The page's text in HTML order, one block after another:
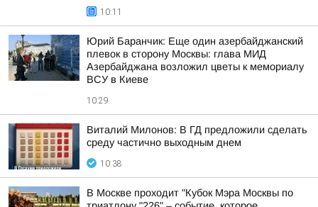
10:11
Юрий Баранчик: Еще один азербайджанский
плевок в сторону Москвы: глава МИД
Азербайджана возложил цветы к мемориалу
ВСУ в Киеве
10:29
Виталий Милонов: В ГД предложили сделать
среду частично выходным днем
10:38
В Москве проходит "Кубок Мэра Москвы по